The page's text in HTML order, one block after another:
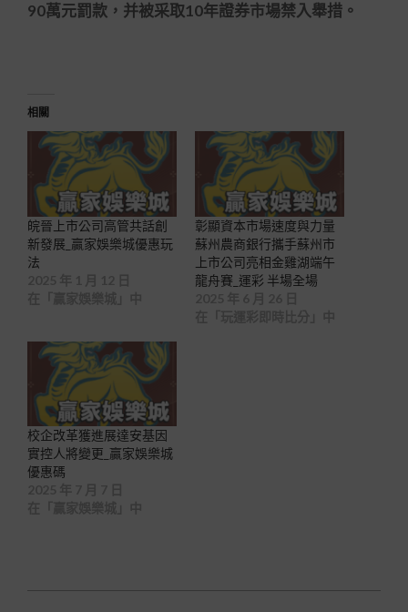
90萬元罰款，并被采取10年證券市場禁入舉措。
相關
皖晉上市公司高管共話創
新發展_贏家娛樂城優惠玩
法
彰顯資本市場速度與力量
蘇州農商銀行攜手蘇州市
上市公司亮相金雞湖端午
龍舟賽_運彩 半場全場
校企改革獲進展達安基因
實控人將變更_贏家娛樂城
優惠碼